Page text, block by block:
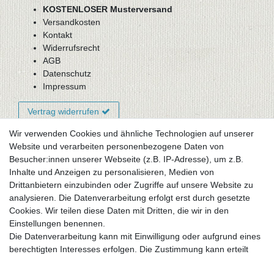
KOSTENLOSER Musterversand
Versandkosten
Kontakt
Widerrufsrecht
AGB
Datenschutz
Impressum
Vertrag widerrufen
Newsletter-Anmeldung
FAQ / Fragen
Mein Warenkorb
Mein Merkzettel
Mein Konto
UNSER LADENGESCHÄFT
Gottlieb-Daimler-Str. 10
Wir verwenden Cookies und ähnliche Technologien auf unserer
Website und verarbeiten personenbezogene Daten von
Besucher:innen unserer Webseite (z.B. IP-Adresse), um z.B.
Inhalte und Anzeigen zu personalisieren, Medien von
Drittanbietern einzubinden oder Zugriffe auf unsere Website zu
analysieren. Die Datenverarbeitung erfolgt erst durch gesetzte
Cookies. Wir teilen diese Daten mit Dritten, die wir in den
Einstellungen benennen.
Die Datenverarbeitung kann mit Einwilligung oder aufgrund eines
berechtigten Interesses erfolgen. Die Zustimmung kann erteilt